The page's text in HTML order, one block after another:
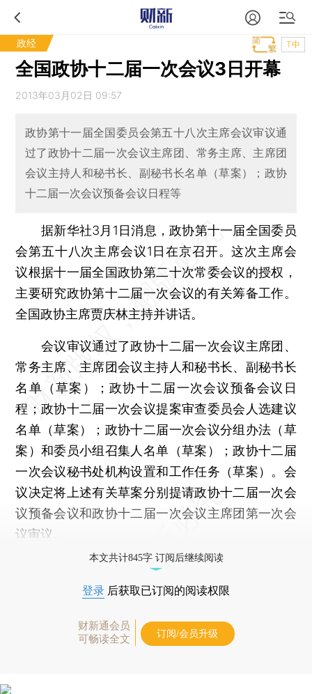
政经 T中
全国政协十二届一次会议3日开幕
2013年03月02日 09:57
政协第十一届全国委员会第五十八次主席会议审议通
过了政协十二届一次会议主席团、常务主席、主席团
会议主持人和秘书长、副秘书长名单（草案）；政协
十二届一次会议预备会议日程等
据新华社3月1日消息，政协第十一届全国委员
会第五十八次主席会议1日在京召开。这次主席会
议根据十一届全国政协第二十次常委会议的授权，
主要研究政协第十二届一次会议的有关筹备工作。
全国政协主席贾庆林主持并讲话。
会议审议通过了政协十二届一次会议主席团、
常务主席、主席团会议主持人和秘书长、副秘书长
名单（草案）；政协十二届一次会议预备会议日
程；政协十二届一次会议提案审查委员会人选建议
名单（草案）；政协十二届一次会议分组办法（草
案）和委员小组召集人名单（草案）；政协十二届
一次会议秘书处机构设置和工作任务（草案）。会
议决定将上述有关草案分别提请政协十二届一次会
议预备会议和政协十二届一次会议主席团第一次会
议审议。
本文共计845字 订阅后继续阅读
登录 后获取已订阅的阅读权限
财新通会员
可畅读全文
订阅/会员升级